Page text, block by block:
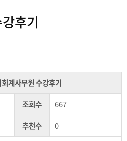
후기
계사무원 수강후기
조회수
667
추천수
0